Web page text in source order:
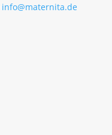
info@maternita.de